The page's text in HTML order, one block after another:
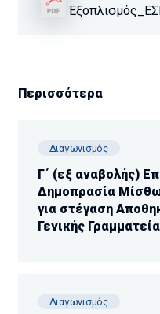
Περισσότερα
Διαγωνισμός
Γ΄ (εξ αναβολής)
Δημοπρασία
για στέγαση
Γενικής
Διαγωνισμός